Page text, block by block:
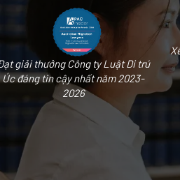
giải thưởng Công ty Luật Di trú
Úc đáng tin cậy nhất năm 2023-
2026